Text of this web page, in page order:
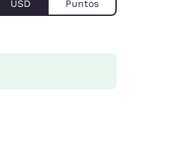
USD Puntos